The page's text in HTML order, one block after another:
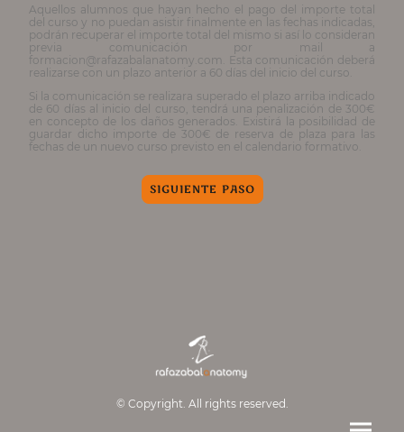
Aquellos alumnos que hayan hecho el pago del importe total
del curso y no puedan asistir finalmente en las fechas indicadas,
podrán recuperar el importe total del mismo si así lo consideran
previa comunicación por mail a
formacion@rafazabalanatomy.com. Esta comunicación deberá
realizarse con un plazo anterior a 60 días del inicio del curso.
Si la comunicación se realizara superado el plazo arriba indicado
de 60 días al inicio del curso, tendrá una penalización de 300€
en concepto de los daños generados. Existirá la posibilidad de
guardar dicho importe de 300€ de reserva de plaza para las
fechas de un nuevo curso previsto en el calendario formativo.
SIGUIENTE PASO
© Copyright. All rights reserved.